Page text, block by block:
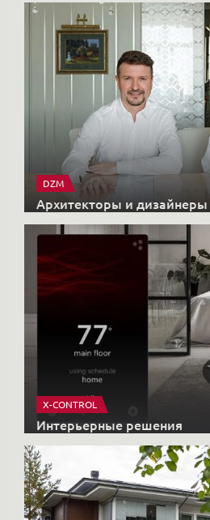
DZM
Архитекторы и дизайнеры
X-CONTROL
Интерьерные решения